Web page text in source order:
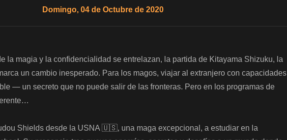
Domingo, 04 de Octubre de 2020
la magia y la confidencialidad se entrelazan, la partida de Kitayama Shizuku, la
un cambio inesperado. Para los magos, viajar al extranjero con capacidades
— un secreto que no puede salir de las fronteras. Pero en los programas de
Shields desde la USNA 🇺🇸, una maga excepcional, a estudiar en la